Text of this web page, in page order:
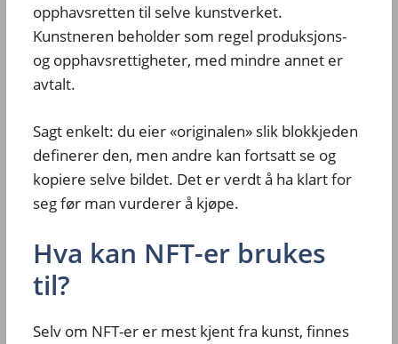
opphavsretten til selve kunstverket.
Kunstneren beholder som regel produksjons-
og opphavsrettigheter, med mindre annet er
avtalt.
Sagt enkelt: du eier «originalen» slik blokkjeden
definerer den, men andre kan fortsatt se og
kopiere selve bildet. Det er verdt å ha klart for
seg før man vurderer å kjøpe.
Hva kan NFT-er brukes
til?
Selv om NFT-er er mest kjent fra kunst, finnes